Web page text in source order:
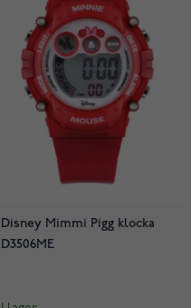
Disney Mimmi Pigg klocka
D3506ME